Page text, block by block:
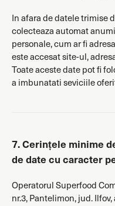
In afara de datele trimise
colecteaza automat
personale, cum ar fi
este accesat site-ul,
Toate aceste date pot fi
a imbunatati seviciile
7. Cerințele minime
de date cu caracter
Operatorul Superfood
nr.3, Pantelimon, jud.